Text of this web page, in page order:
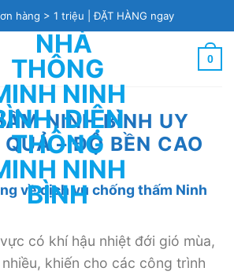
hàng > 1 triệu |ĐẶT HÀNG ngay
0
NINH BÌNH UY
– ĐỘ BỀN CAO
về dịch vụ chống thấm Ninh
có khí hậu nhiệt đới gió mùa,
khiến cho các công trình